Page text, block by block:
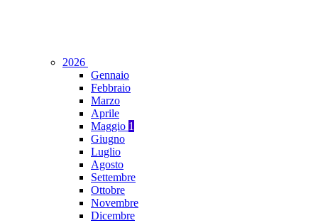
2026
Gennaio
Febbraio
Marzo
Aprile
Maggio 1
Giugno
Luglio
Agosto
Settembre
Ottobre
Novembre
Dicembre